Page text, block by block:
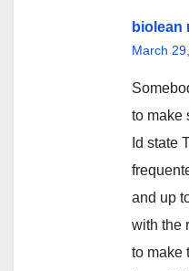
biolean
March
to make
Id state
and up
with the
to make